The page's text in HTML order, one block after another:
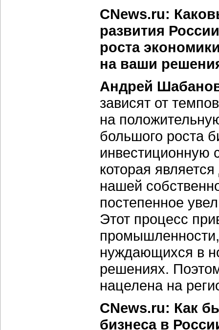
CNews.ru:
развития
роста
на ваши
Андрей
зависят от
на
большого роста
инвестиционную
которая
нашей
постепенное
Этот процесс
нуждающихся в
решениях.
нацелена на
CNews.ru: Как
бизнеса в